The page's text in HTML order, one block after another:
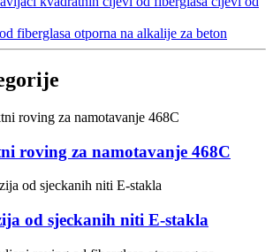
fiberglasa otporna na alkalije za beton
roving za namotavanje 468C
od sjeckanih niti E-stakla